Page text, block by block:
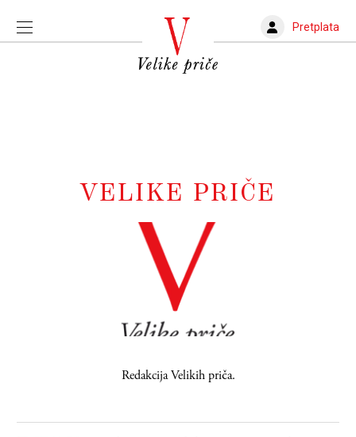
Pretplata
VELIKE PRIČE
Redakcija Velikih priča.